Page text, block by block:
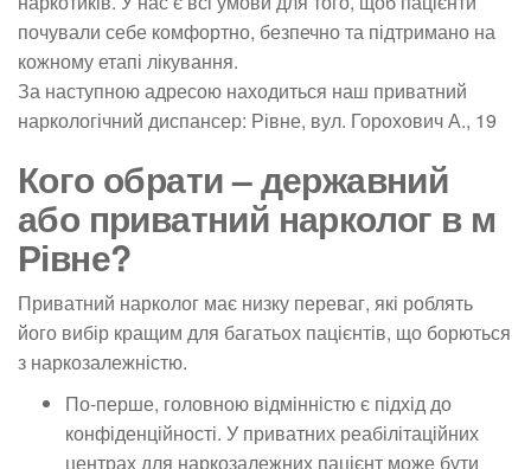
почували себе комфортно, безпечно та підтримано на
кожному етапі лікування.
За наступною адресою находиться наш приватний
наркологічний диспансер: Рівне, вул. Горохович А., 19
Кого обрати – державний
або приватний нарколог в м
Рівне?
Приватний нарколог має низку переваг, які роблять
його вибір кращим для багатьох пацієнтів, що борються
з наркозалежністю.
По-перше, головною відмінністю є підхід до
конфіденційності. У приватних реабілітаційних
центрах для наркозалежних пацієнт може бути